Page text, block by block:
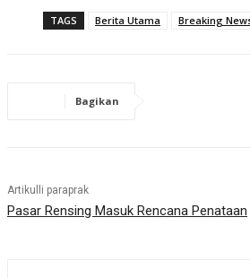
TAGS Berita Utama Breaking
Bagikan
Artikulli paraprak
Pasar Rensing Masuk Rencana Penataan